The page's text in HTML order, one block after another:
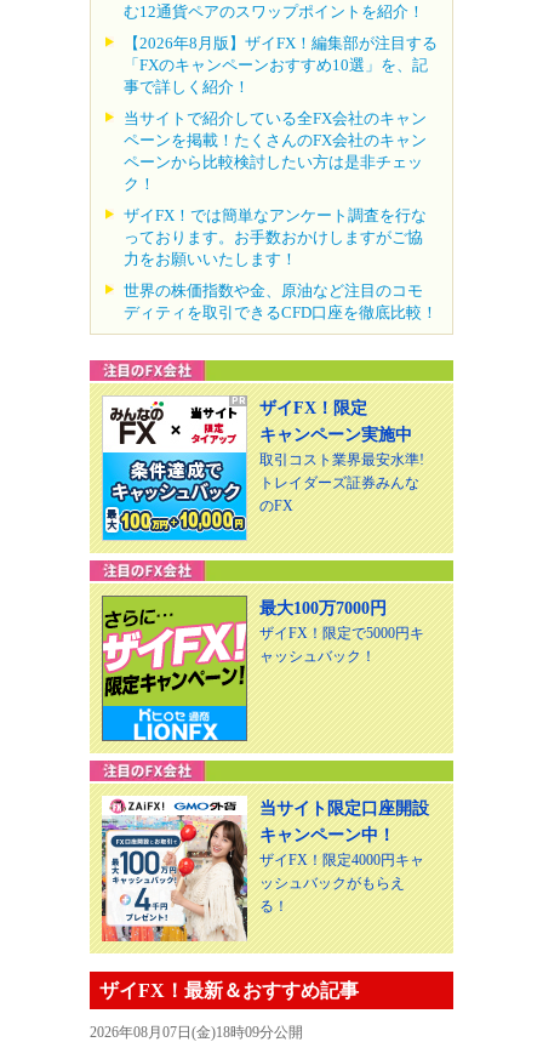
む12通貨ペアのスワップポイントを紹介！
【2026年8月版】ザイFX！編集部が注目する
「FXのキャンペーンおすすめ10選」を、記
事で詳しく紹介！
当サイトで紹介している全FX会社のキャン
ペーンを掲載！たくさんのFX会社のキャン
ペーンから比較検討したい方は是非チェッ
ク！
ザイFX！では簡単なアンケート調査を行な
っております。お手数おかけしますがご協
力をお願いいたします！
世界の株価指数や金、原油など注目のコモ
ディティを取引できるCFD口座を徹底比較！
ザイFX！限定
キャンペーン実施中
取引コスト業界最安水準!
トレイダーズ証券みんな
のFX
最大100万7000円
ザイFX！限定で5000円キ
ャッシュバック！
当サイト限定口座開設
キャンペーン中！
ザイFX！限定4000円キャ
ッシュバックがもらえ
る！
ザイFX！最新＆おすすめ記事
2026年08月07日(金)18時09分公開